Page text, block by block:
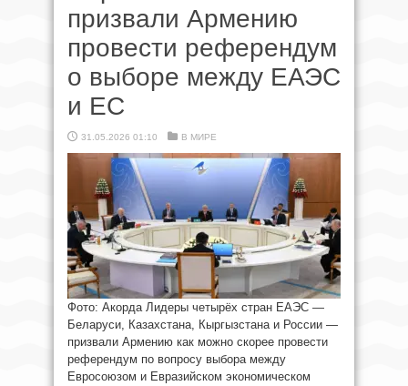
призвали Армению
провести референдум
о выборе между ЕАЭС
и ЕС
31.05.2026 01:10 В МИРЕ
Фото: Акорда Лидеры четырёх стран ЕАЭС —
Беларуси, Казахстана, Кыргызстана и России —
призвали Армению как можно скорее провести
референдум по вопросу выбора между
Евросоюзом и Евразийском экономическом